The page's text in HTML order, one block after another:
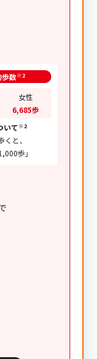
ど、日常生活
ながります。
用意していま
歩数※2
女性
6,685歩
いて※2
くと、
歩」